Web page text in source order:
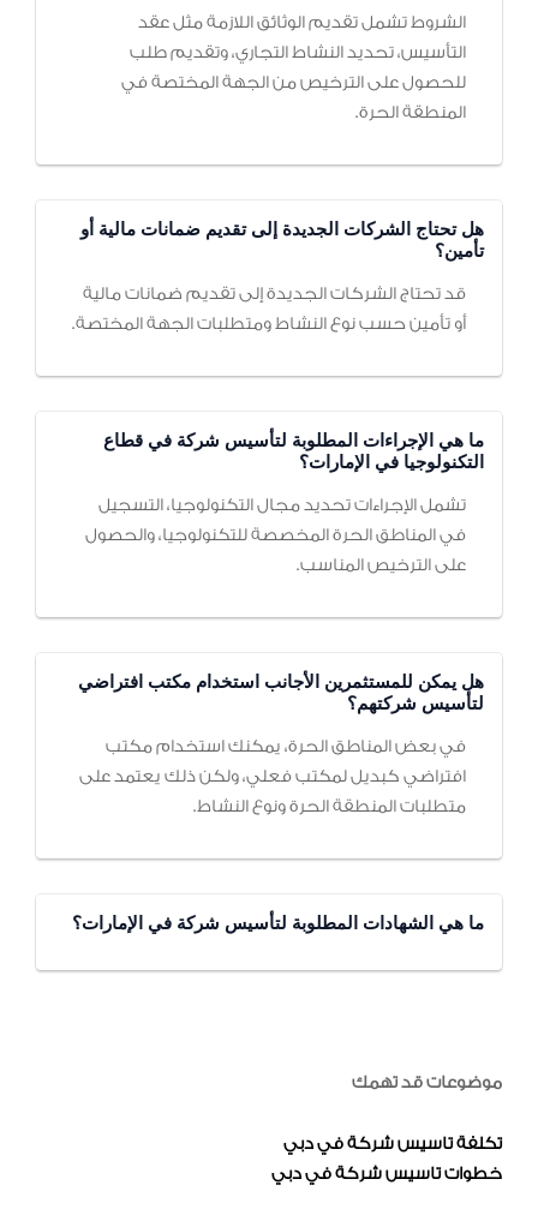
الشروط تشمل تقديم الوثائق اللازمة مثل عقد
التأسيس، تحديد النشاط التجاري، وتقديم طلب
للحصول على الترخيص من الجهة المختصة في
المنطقة الحرة.
هل تحتاج الشركات الجديدة إلى تقديم ضمانات مالية أو
تأمين؟
قد تحتاج الشركات الجديدة إلى تقديم ضمانات مالية
أو تأمين حسب نوع النشاط ومتطلبات الجهة المختصة.
ما هي الإجراءات المطلوبة لتأسيس شركة في قطاع
التكنولوجيا في الإمارات؟
تشمل الإجراءات تحديد مجال التكنولوجيا، التسجيل
في المناطق الحرة المخصصة للتكنولوجيا، والحصول
على الترخيص المناسب.
هل يمكن للمستثمرين الأجانب استخدام مكتب افتراضي
لتأسيس شركتهم؟
في بعض المناطق الحرة، يمكنك استخدام مكتب
افتراضي كبديل لمكتب فعلي، ولكن ذلك يعتمد على
متطلبات المنطقة الحرة ونوع النشاط.
ما هي الشهادات المطلوبة لتأسيس شركة في الإمارات؟
موضوعات قد تهمك
تكلفة تاسيس شركة في دبي
خطوات تاسيس شركة في دبي